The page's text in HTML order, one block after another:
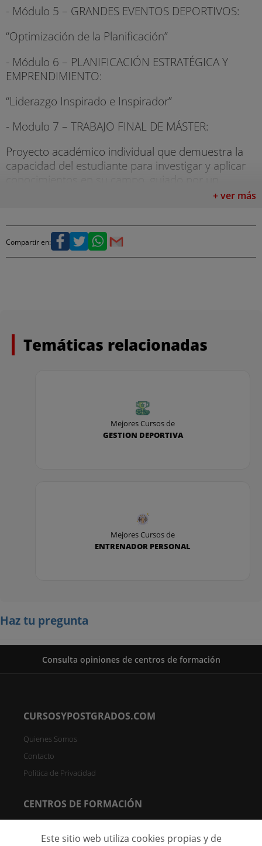
- Módulo 5 – GRANDES EVENTOS DEPORTIVOS:
“Optimización de la Planificación”
- Módulo 6 – PLANIFICACIÓN ESTRATÉGICA Y
EMPRENDIMIENTO:
“Liderazgo Inspirado e Inspirador”
- Modulo 7 – TRABAJO FINAL DE MÁSTER:
Proyecto académico individual que demuestra la
capacidad del estudiante para investigar y aplicar
experto en la industria del deporte y respaldado
excelencia y relevancia.
+ ver más
Compartir en:
Temáticas relacionadas
Mejores Cursos de
GESTION DEPORTIVA
Mejores Cursos de
ENTRENADOR PERSONAL
Haz tu pregunta
Consulta opiniones de centros de formación
CURSOSYPOSTGRADOS.COM
Quienes Somos
Contacto
Política de Privacidad
CENTROS DE FORMACIÓN
Registrar Centro (FREE)
Este sitio web utiliza cookies propias y de